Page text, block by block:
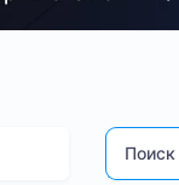
Готовый